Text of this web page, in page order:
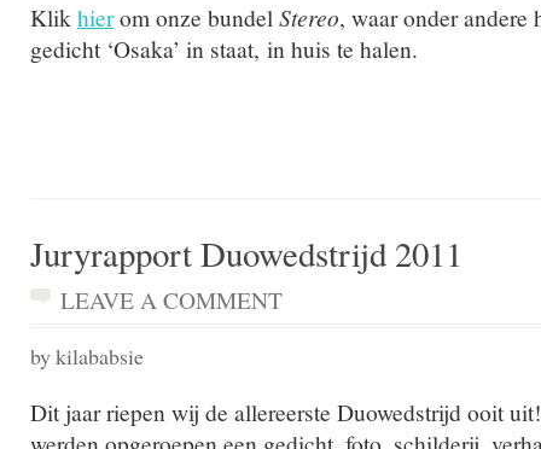
Klik hierom onze bundel Stereo, waar onder andere
gedicht ‘Osaka’ in staat, in huis te halen.
Juryrapport Duowedstrijd 2011
LEAVE A COMMENT
by kilababsie
Dit jaar riepen wij de allereerste Duowedstrijd ooit